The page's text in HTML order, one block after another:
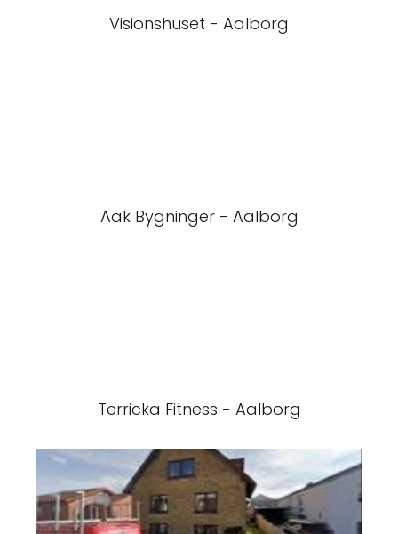
Visionshuset - Aalborg
Aak Bygninger - Aalborg
Terricka Fitness - Aalborg